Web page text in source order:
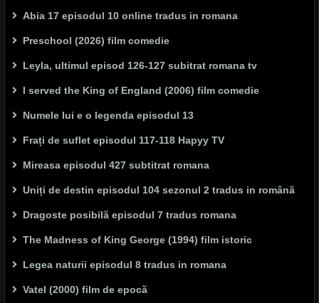
Abia 17 episodul 10 online tradus in romana
Preschool (2026) film comedie
Leyla, ultimul episod 126-127 subitrat romana tv
I served the King of England (2006) film comedie
Numele lui e o legenda episodul 13
Frați de suflet episodul 117-118 Hapyy TV
Mireasa episodul 427 subtitrat romana
Uniți de destin episodul 104 sezonul 2 tradus in română
Dragoste posibilă episodul 7 tradus romana
The Madness of King George (1994) film istoric
Legea naturii episodul 8 tradus in romana
Vatel (2000) film de epocă